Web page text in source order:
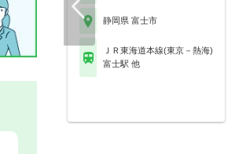
静岡県 富士市
ＪＲ東海道本線(東京－熱海)
富士駅 他